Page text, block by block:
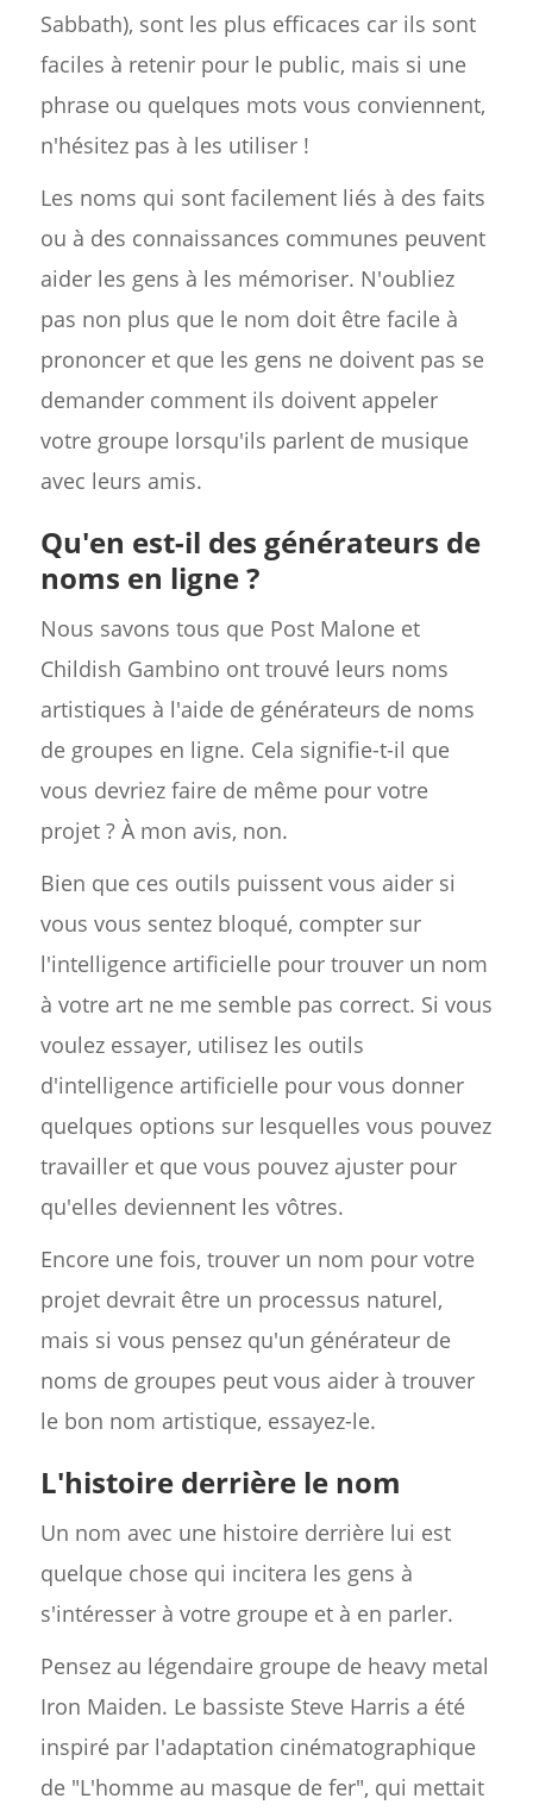
Sabbath), sont les plus efficaces car ils sont
faciles à retenir pour le public, mais si une
phrase ou quelques mots vous conviennent,
n'hésitez pas à les utiliser !
Les noms qui sont facilement liés à des faits
ou à des connaissances communes peuvent
aider les gens à les mémoriser. N'oubliez
pas non plus que le nom doit être facile à
prononcer et que les gens ne doivent pas se
demander comment ils doivent appeler
votre groupe lorsqu'ils parlent de musique
avec leurs amis.
Qu'en est-il des générateurs de
noms en ligne ?
Nous savons tous que Post Malone et
Childish Gambino ont trouvé leurs noms
artistiques à l'aide de générateurs de noms
de groupes en ligne. Cela signifie-t-il que
vous devriez faire de même pour votre
projet ? À mon avis, non.
Bien que ces outils puissent vous aider si
vous vous sentez bloqué, compter sur
l'intelligence artificielle pour trouver un nom
à votre art ne me semble pas correct. Si vous
voulez essayer, utilisez les outils
d'intelligence artificielle pour vous donner
quelques options sur lesquelles vous pouvez
travailler et que vous pouvez ajuster pour
qu'elles deviennent les vôtres.
Encore une fois, trouver un nom pour votre
projet devrait être un processus naturel,
mais si vous pensez qu'un générateur de
noms de groupes peut vous aider à trouver
le bon nom artistique, essayez-le.
L'histoire derrière le nom
Un nom avec une histoire derrière lui est
quelque chose qui incitera les gens à
s'intéresser à votre groupe et à en parler.
Pensez au légendaire groupe de heavy metal
Iron Maiden. Le bassiste Steve Harris a été
inspiré par l'adaptation cinématographique
de "L'homme au masque de fer", qui mettait